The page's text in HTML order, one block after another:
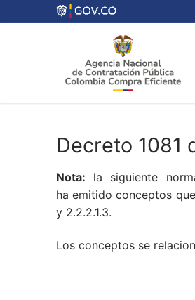
al
Decreto 1081
Nota: la siguiente
ha emitido conceptos que
y 2.2.2.1.3.
Los conceptos se